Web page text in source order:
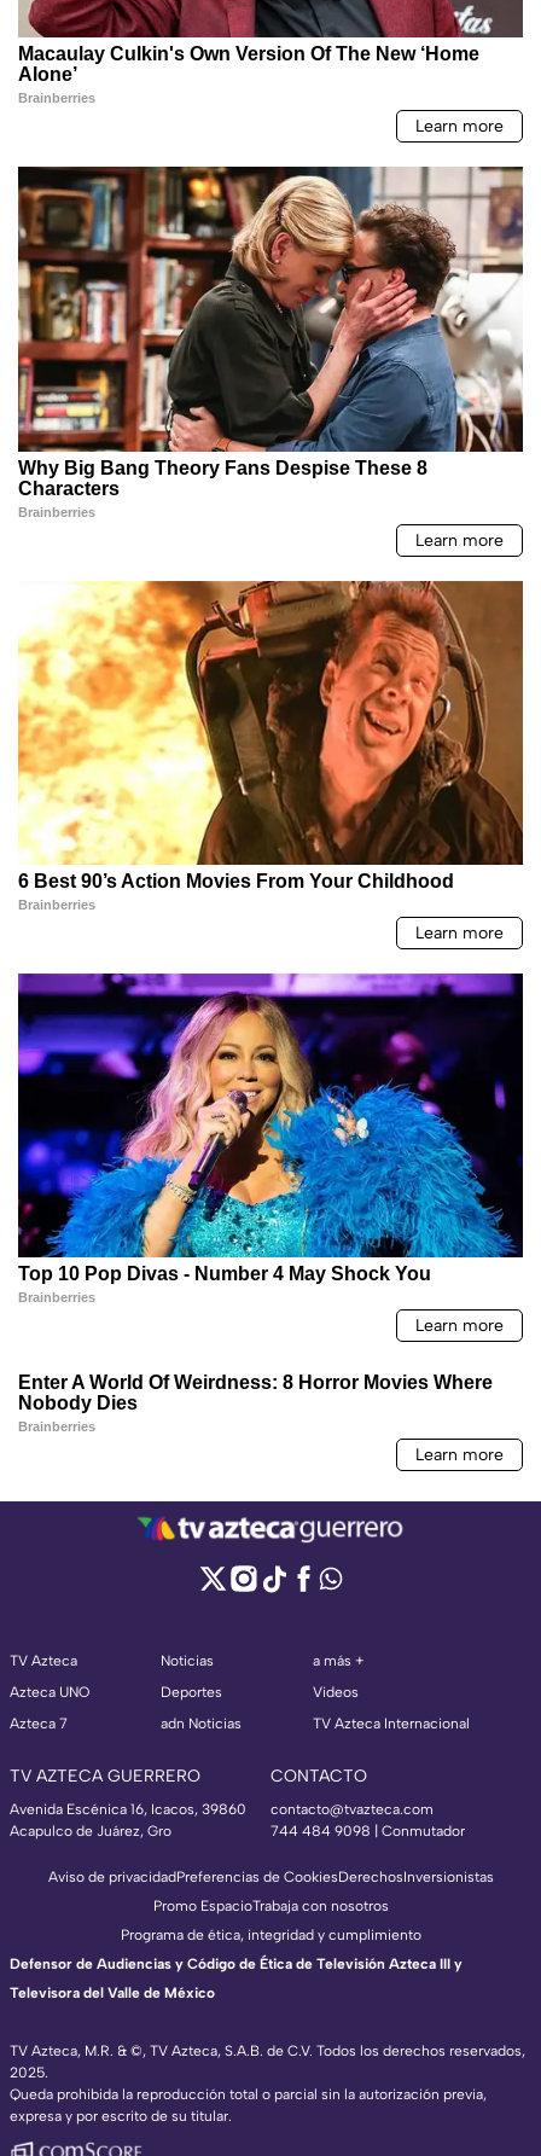
TV Azteca
Azteca UNO
Azteca 7
Noticias
Deportes
adn Noticias
a más +
Videos
TV Azteca Internacional
TV AZTECA GUERRERO
Avenida Escénica 16, Icacos, 39860
Acapulco de Juárez, Gro
CONTACTO
contacto@tvazteca.com
744 484 9098 | Conmutador
TV Azteca, M.R. & ©, TV Azteca, S.A.B. de C.V. Todos los derechos reservados,
2025.
Queda prohibida la reproducción total o parcial sin la autorización previa,
expresa y por escrito de su titular.
Aviso de privacidadPreferencias de CookiesDerechosInversionistas
Promo EspacioTrabaja con nosotros
Programa de ética, integridad y cumplimiento
Defensor de Audiencias y Código de Ética de Televisión Azteca III y
Televisora del Valle de México